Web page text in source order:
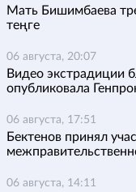
Мать Бишимбаева
теңге
06 августа, 20:07
Видео экстрадиции
опубликовала
06 августа, 17:51
Бектенов принял
06 августа, 14:11